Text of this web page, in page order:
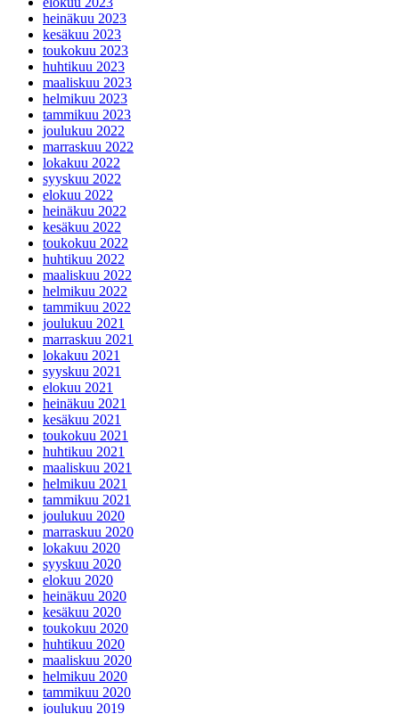
heinäkuu 2023
kesäkuu 2023
toukokuu 2023
huhtikuu 2023
maaliskuu 2023
helmikuu 2023
tammikuu 2023
joulukuu 2022
marraskuu 2022
lokakuu 2022
syyskuu 2022
elokuu 2022
heinäkuu 2022
kesäkuu 2022
toukokuu 2022
huhtikuu 2022
maaliskuu 2022
helmikuu 2022
tammikuu 2022
joulukuu 2021
marraskuu 2021
lokakuu 2021
syyskuu 2021
elokuu 2021
heinäkuu 2021
kesäkuu 2021
toukokuu 2021
huhtikuu 2021
maaliskuu 2021
helmikuu 2021
tammikuu 2021
joulukuu 2020
marraskuu 2020
lokakuu 2020
syyskuu 2020
elokuu 2020
heinäkuu 2020
kesäkuu 2020
toukokuu 2020
huhtikuu 2020
maaliskuu 2020
helmikuu 2020
tammikuu 2020
joulukuu 2019